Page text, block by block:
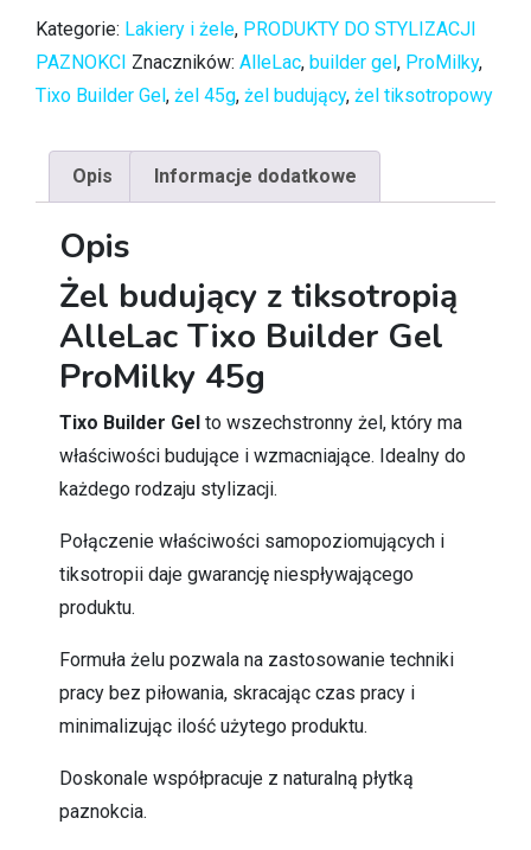
Kategorie: Lakiery i żele, PRODUKTY DO STYLIZACJI
PAZNOKCI Znaczników: AlleLac, builder gel , ProMilky,
Tixo Builder Gel , żel 45g, żel budujący, żel tiksotropowy
Opis Informacje dodatkowe
Opis
Żel budujący z tiksotropią
AlleLac Tixo Builder Gel
ProMilky 45g
Tixo Builder Gel to wszechstronny żel, który ma
właściwości budujące i wzmacniające. Idealny do
każdego rodzaju stylizacji.
Połączenie właściwości samopoziomujących i
tiksotropii daje gwarancję niespływającego
produktu.
Formuła żelu pozwala na zastosowanie techniki
pracy bez piłowania, skracając czas pracy i
minimalizując ilość użytego produktu.
Doskonale współpracuje z naturalną płytką
paznokcia.